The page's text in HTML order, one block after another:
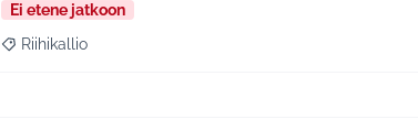
Ei etene jatkoon
Rajaa tulokset teeman mukaan: Riihikallio
Riihikallio